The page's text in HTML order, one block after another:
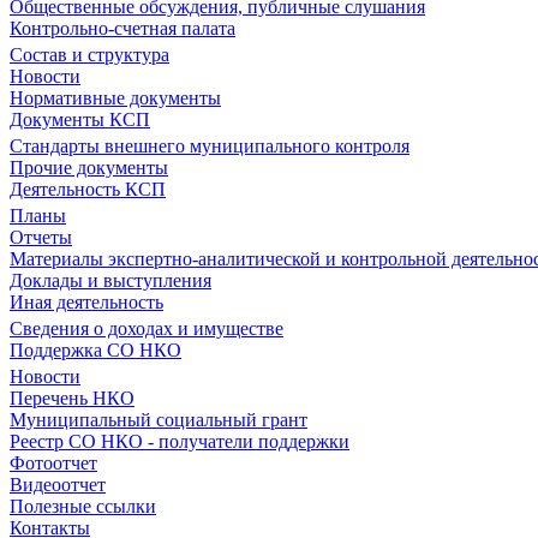
Общественные обсуждения, публичные слушания
Контрольно-счетная палата
Состав и структура
Новости
Нормативные документы
Документы КСП
Стандарты внешнего муниципального контроля
Прочие документы
Деятельность КСП
Планы
Отчеты
Материалы экспертно-аналитической и контрольной
Доклады и выступления
Иная деятельность
Сведения о доходах и имуществе
Поддержка СО НКО
Новости
Перечень НКО
Муниципальный социальный грант
Реестр СО НКО - получатели поддержки
Фотоотчет
Видеоотчет
Полезные ссылки
Контакты